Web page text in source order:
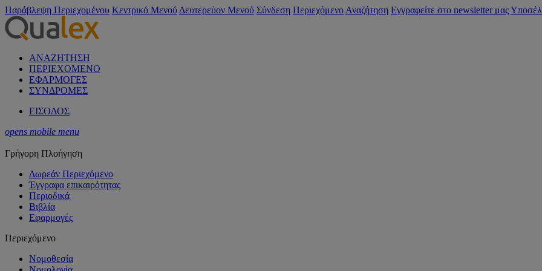
Παράβλεψη Περιεχομένου Κεντρικό Μενού Δευτερεύον Μενού Σύνδεση Περιεχόμενο Αναζήτηση Εγγραφείτε στο newsletter μας
ΑΝΑΖΗΤΗΣΗ
ΠΕΡΙΕΧΟΜΕΝΟ
ΕΦΑΡΜΟΓΕΣ
ΣΥΝΔΡΟΜΕΣ
ΕΙΣΟΔΟΣ
opens mobile menu
Γρήγορη Πλοήγηση
Δωρεάν Περιεχόμενο
Έγγραφα επικαιρότητας
Περιοδικά
Βιβλία
Εφαρμογές
Περιεχόμενο
Νομοθεσία